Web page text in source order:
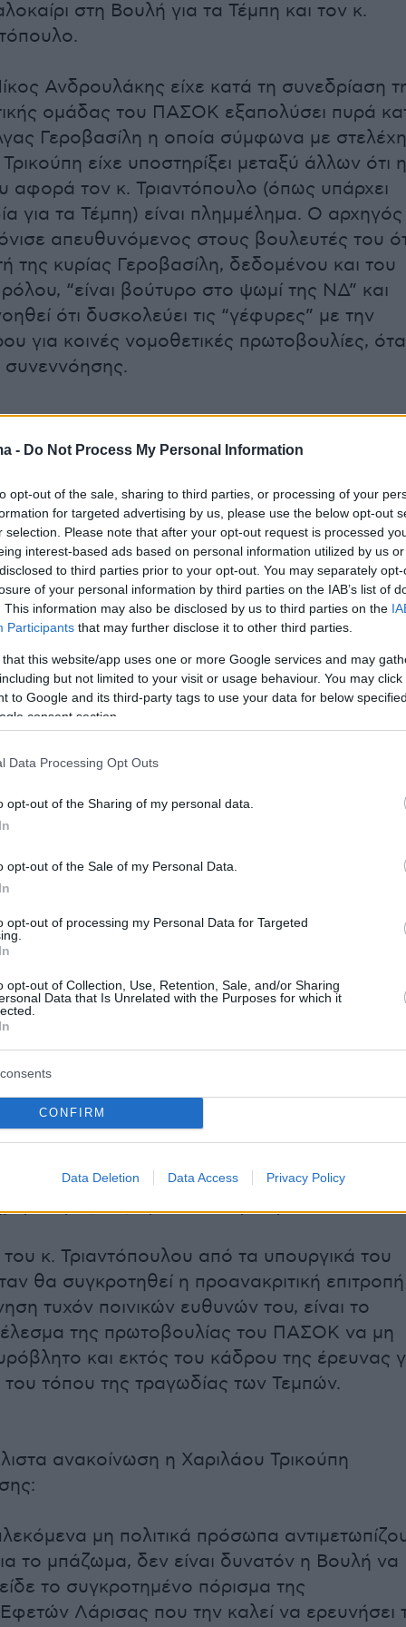
- Do Not Process My Personal Information
opt-out of the sale, sharing to third parties, or processing of your
for targeted advertising by us, please use the below opt-out
selection. Please note that after your opt-out request is processed
interest-based ads based on personal information utilized by us
to third parties prior to your opt-out. You may separately
of your personal information by third parties on the IAB’s list of
This information may also be disclosed by us to third parties on the
Participants that may further disclose it to other third parties.
that this website/app uses one or more Google services and may
but not limited to your visit or usage behaviour. You may
to Google and its third-party tags to use your data for below
consent section.
Data Processing Opt Outs
opt-out of the Sharing of my personal data.
opt-out of the Sale of my Personal Data.
opt-out of processing my Personal Data for Targeted
opt-out of Collection, Use, Retention, Sale, and/or Sharing
Data that Is Unrelated with the Purposes for which it
CONFIRM
Data Deletion Data Access Privacy Policy
στη Βουλή για τα Τέμπη και τον κ.
Ανδρουλάκης είχε κατά τη συνεδρίαση
ομάδας του ΠΑΣΟΚ εξαπολύσει πυρά
Γεροβασίλη η οποία σύμφωνα με στελέχη
είχε υποστηρίξει μεταξύ άλλων ότι η
αφορά τον κ. Τριαντόπουλο (όπως υπάρχει
για τα Τέμπη) είναι πλημμέλημα. Ο αρχηγός
απευθυνόμενος στους βουλευτές του
της κυρίας Γεροβασίλη, δεδομένου και του
“είναι βούτυρο στο ψωμί της ΝΔ” και
ότι δυσκολεύει τις “γέφυρες” με την
για κοινές νομοθετικές πρωτοβουλίες,
συνεννόησης.
μεταξύ ΠΑΣΟΚ και ΣΥΡΙΖΑ συνεχίζονται
δήλωση της αντιπροέδρου της
τις αναζωπυρώσεις. «Ουδέποτε είπα ότι
έκανε πλημμέλημα», είπε η κυρία
αντίθετο είπα. Ότι θέλουμε να έρθουν
ώστε να ενισχυθεί η κατηγορία και
δικαστή όσοι ευθύνονται για το έγκλημα
επίσης στο εξής: “Οι σοβαρές δικογραφίες
Βουλή, ακόμα και οι συμπληρωματικές,
στην Ολομέλεια, γι’ αυτό
πίσω από τις ασάφειες αυτές δεν
με το άνοιγμα της Βουλής σοβαρά στοιχεία
των Τεμπών».
οι χειρισμοί γύρω από την τραγωδία των
και εκτός Βουλής θα συζητηθεί αναλυτικά
του Πολιτικού Κέντρου και της
ΠΑΣΟΚ, υπό το Νίκο Ανδρουλάκη, αύριο στις
την Κυριακή στις 11 το πρωί, αντίστοιχα.
Κέντρο θα λάβουν θέση για τη “ρότα”
με την προκαταρκτική πρόταση εναντίον του
και την πρόταση δυσπιστίας κατά της
έχει προαναγγείλει ο κ. Ανδρουλάκης)
του άτυπου οργάνου, όπως Άννα
Σχεδιασμού, Άννα Διαμαντοπούλου και
κα. Πάντως η “γραμμή” του ΠΑΣΟΚ
εξελίξεις λέει καταρχάς ότι:
κ. Τριαντόπουλου από τα υπουργικά του
θα συγκροτηθεί η προανακριτική επιτροπή
τυχόν ποινικών ευθυνών του, είναι το
της πρωτοβουλίας του ΠΑΣΟΚ να μη
και εκτός του κάδρου της έρευνας
τόπου της τραγωδίας των Τεμπών.
ανακοίνωση η Χαριλάου Τρικούπη
μη πολιτικά πρόσωπα
το μπάζωμα, δεν είναι δυνατόν η Βουλή να
το συγκροτημένο πόρισμα της
Λάρισας που την καλεί να ερευνήσει